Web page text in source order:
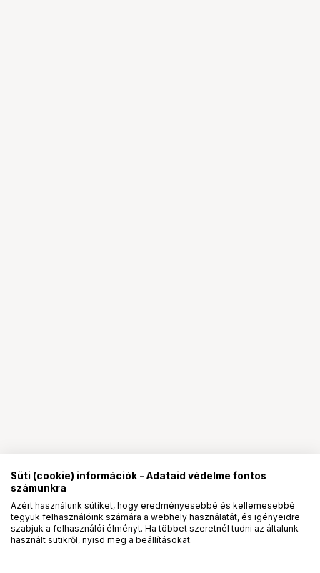
PROpartnerségek
Süti (cookie) információk - Adataid védelme fontos
számunkra
Azért használunk sütiket, hogy eredményesebbé és kellemesebbé
tegyük felhasználóink számára a webhely használatát, és igényeidre
szabjuk a felhasználói élményt. Ha többet szeretnél tudni az általunk
használt sütikről, nyisd meg a beállításokat.